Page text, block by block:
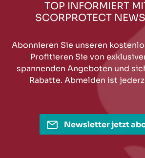
TOP INFORMIERT
SCORPROTECT
Abonnieren Sie unseren
Profitieren Sie von
spannenden Angeboten und
Rabatte. Abmelden ist
Newsletter jetzt